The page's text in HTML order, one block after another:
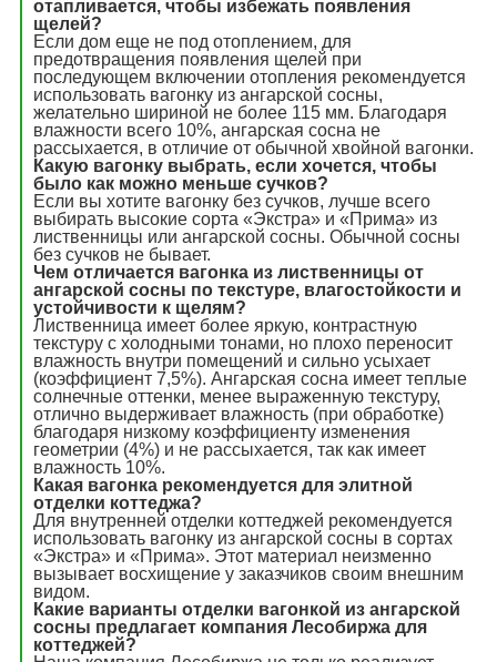
отапливается, чтобы избежать появления
щелей?
Если дом еще не под отоплением, для
предотвращения появления щелей при
последующем включении отопления рекомендуется
использовать вагонку из ангарской сосны,
желательно шириной не более 115 мм. Благодаря
влажности всего 10%, ангарская сосна не
рассыхается, в отличие от обычной хвойной вагонки.
Какую вагонку выбрать, если хочется, чтобы
было как можно меньше сучков?
Если вы хотите вагонку без сучков, лучше всего
выбирать высокие сорта «Экстра» и «Прима» из
лиственницы или ангарской сосны. Обычной сосны
без сучков не бывает.
Чем отличается вагонка из лиственницы от
ангарской сосны по текстуре, влагостойкости и
устойчивости к щелям?
Лиственница имеет более яркую, контрастную
текстуру с холодными тонами, но плохо переносит
влажность внутри помещений и сильно усыхает
(коэффициент 7,5%). Ангарская сосна имеет теплые
солнечные оттенки, менее выраженную текстуру,
отлично выдерживает влажность (при обработке)
благодаря низкому коэффициенту изменения
геометрии (4%) и не рассыхается, так как имеет
влажность 10%.
Какая вагонка рекомендуется для элитной
отделки коттеджа?
Для внутренней отделки коттеджей рекомендуется
использовать вагонку из ангарской сосны в сортах
«Экстра» и «Прима». Этот материал неизменно
вызывает восхищение у заказчиков своим внешним
видом.
Какие варианты отделки вагонкой из ангарской
сосны предлагает компания Лесобиржа для
коттеджей?